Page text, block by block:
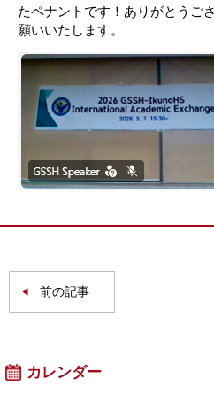
たペナントです！ありがとうご
願いいたします。
前の記事
カレンダー